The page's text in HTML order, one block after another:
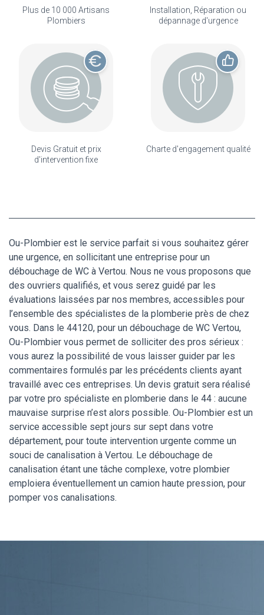
Plus de 10 000 Artisans
Plombiers
Installation, Réparation ou
dépannage d'urgence
Devis Gratuit et prix
d'intervention fixe
Charte d'engagement qualité
Ou-Plombier est le service parfait si vous souhaitez gérer
une urgence, en sollicitant une entreprise pour un
débouchage de WC à Vertou. Nous ne vous proposons que
des ouvriers qualifiés, et vous serez guidé par les
évaluations laissées par nos membres, accessibles pour
l’ensemble des spécialistes de la plomberie près de chez
vous. Dans le 44120, pour un débouchage de WC Vertou,
Ou-Plombier vous permet de solliciter des pros sérieux :
vous aurez la possibilité de vous laisser guider par les
commentaires formulés par les précédents clients ayant
travaillé avec ces entreprises. Un devis gratuit sera réalisé
par votre pro spécialiste en plomberie dans le 44 : aucune
mauvaise surprise n’est alors possible. Ou-Plombier est un
service accessible sept jours sur sept dans votre
département, pour toute intervention urgente comme un
souci de canalisation à Vertou. Le débouchage de
canalisation étant une tâche complexe, votre plombier
emploiera éventuellement un camion haute pression, pour
pomper vos canalisations.